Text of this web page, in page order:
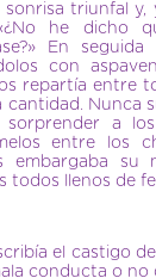
triunfal y,
he dicho
En
con
repartía entre
cantidad. Nunca
sorprender a
entre los
embargaba su
todos llenos de
el castigo
conducta o no